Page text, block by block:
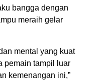
bangga dengan
meraih gelar
mental yang kuat
pemain tampil luar
kemenangan ini,”